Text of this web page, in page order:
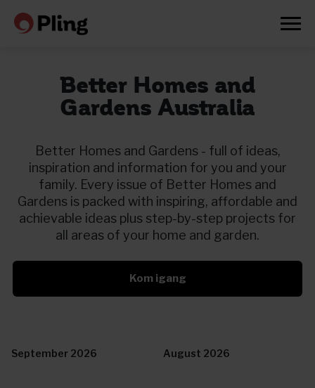
Better Homes and
Gardens Australia
Better Homes and Gardens - full of ideas,
inspiration and information for you and your
family. Every issue of Better Homes and
Gardens is packed with inspiring, affordable and
achievable ideas plus step-by-step projects for
all areas of your home and garden.
Kom igang
September 2026 August 2026